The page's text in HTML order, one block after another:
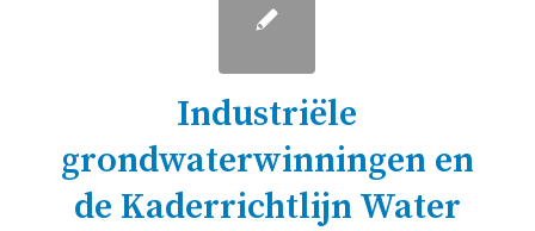
Industriële
grondwaterwinningen en
de Kaderrichtlijn Water